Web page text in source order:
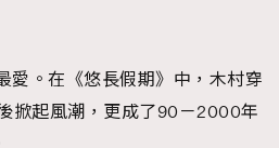
愛。在《悠長假期》中，木村穿
掀起風潮，更成了90－2000年